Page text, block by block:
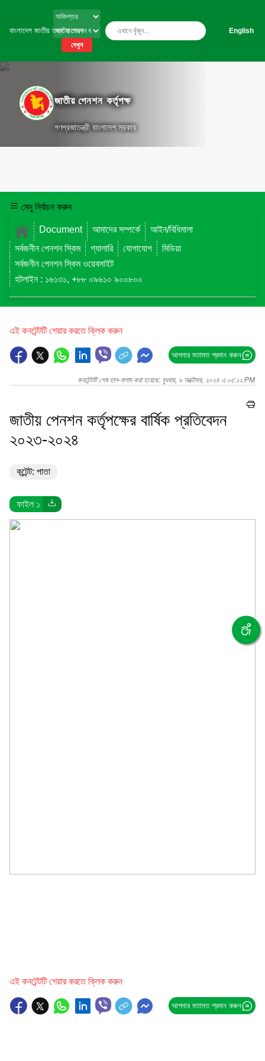
বাংলাদেশ জাতীয় তথ্য বাতায়ন
দেখুন
English
জাতীয় পেনশন কর্তৃপক্ষ
গণপ্রজাতন্ত্রী বাংলাদেশ সরকার
মেনু নির্বাচন করুন
Document আমাদের সম্পর্কে
আইন/বিধিমালা
সর্বজনীন পেনশন স্কিম
গ্যালারি যোগাযোগ
মিডিয়া
সর্বজনীন পেনশন স্কিম ওয়েবসাইট
হটলাইন : ১৬১৩১, +৮৮ ০৯৬১০ ৯০০৮০০
এই কনটেন্টটি শেয়ার করতে ক্লিক করুন
আপনার মতামত প্রদান করুন
কনটেন্টটি শেষ হাল-নাগাদ করা হয়েছে: বুধবার, ৯ অক্টোবর, ২০২৪ এ ০৫:১২ PM
জাতীয় পেনশন কর্তৃপক্ষের বার্ষিক প্রতিবেদন
২০২৩-২০২৪
কন্টেন্ট: পাতা
ফাইল ১
এই কনটেন্টটি শেয়ার করতে ক্লিক করুন
আপনার মতামত প্রদান করুন